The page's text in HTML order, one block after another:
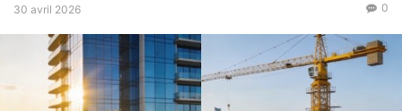
30 avril 2026 0